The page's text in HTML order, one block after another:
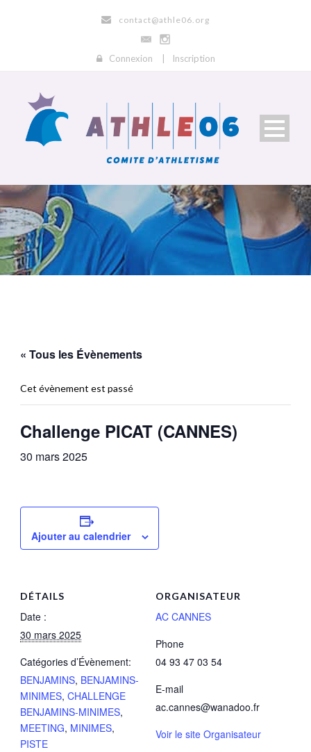
contact@athle06.org
Connexion Inscription
« Tous les Évènements
Cet évènement est passé
Challenge PICAT (CANNES)
30 mars 2025
Ajouter au calendrier
DÉTAILS
Date :
30 mars 2025
Catégories d’Évènement:
BENJAMINS, BENJAMINS-
MINIMES, CHALLENGE
BENJAMINS-MINIMES,
MEETING, MINIMES,
PISTE
ORGANISATEUR
AC CANNES
Phone
04 93 47 03 54
E-mail
ac.cannes@wanadoo.fr
Voir le site Organisateur